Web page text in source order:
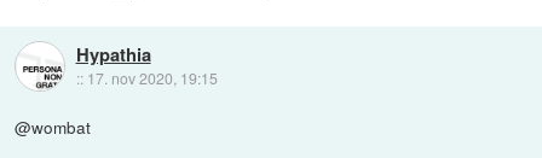
Hypathia
:: 17. nov 2020, 19:15
@wombat